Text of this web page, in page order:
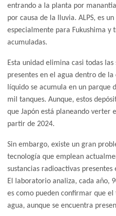
entrando a la planta por
por causa de la lluvia. ALPS, es
especialmente para Fukushima y
acumuladas.
Esta unidad elimina casi todas
presentes en el agua dentro de
líquido se acumula en un parque
mil tanques. Aunque, estos
que Japón está planeando verter
partir de 2024.
Sin embargo, existe un gran
tecnología que emplean
sustancias radioactivas
El laboratorio analiza, cada año,
es como pueden confirmar que
agua, aunque se encuentra